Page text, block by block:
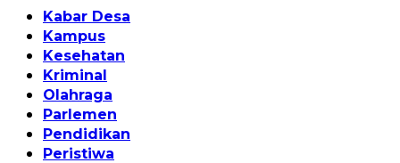
Kabar Desa
Kampus
Kesehatan
Kriminal
Olahraga
Parlemen
Pendidikan
Peristiwa